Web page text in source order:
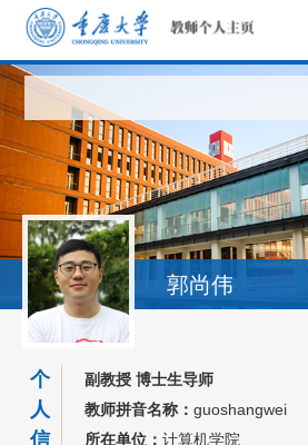
首页
科学研究
教学研究
获奖信息
社会实践
招生信息
郭尚伟
个
人
信
副教授 博士生导师
教师拼音名称： guoshangwei
所在单位： 计算机学院